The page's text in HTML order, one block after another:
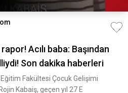
Acılı baba: Başından
Son dakika haberleri
Fakültesi Çocuk Gelişimi
Kabaiş, geçen yıl 27 E